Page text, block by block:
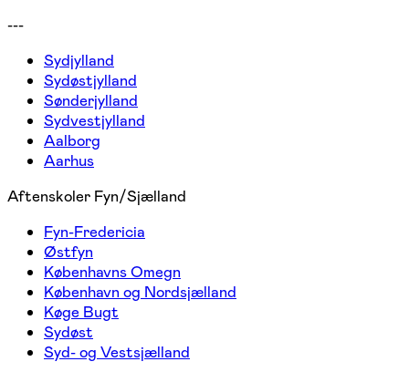
---
Sydjylland
Sydøstjylland
Sønderjylland
Sydvestjylland
Aalborg
Aarhus
Aftenskoler Fyn/Sjælland
Fyn-Fredericia
Østfyn
Københavns Omegn
København og Nordsjælland
Køge Bugt
Sydøst
Syd- og Vestsjælland